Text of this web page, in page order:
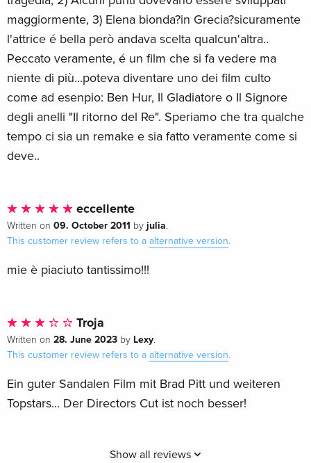
maggiormente, 3) Elena bionda?in Grecia?sicuramente
l'attrice é bella però andava scelta qualcun'altra..
Peccato veramente, é un film che si fa vedere ma
niente di più...poteva diventare uno dei film culto
come ad esenpio: Ben Hur, Il Gladiatore o Il Signore
degli anelli "Il ritorno del Re". Speriamo che tra qualche
tempo ci sia un remake e sia fatto veramente come si
deve..
eccellente
Written on 09. October 2011 by julia.
This customer review refers to a alternative version.
mie è piaciuto tantissimo!!!
Troja
Written on 28. June 2023 by Lexy.
This customer review refers to a alternative version.
Ein guter Sandalen Film mit Brad Pitt und weiteren
Topstars... Der Directors Cut ist noch besser!
Show all reviews